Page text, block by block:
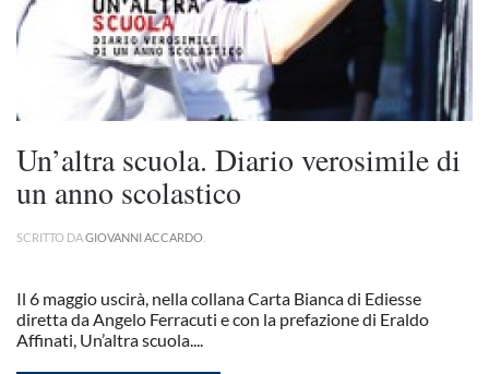
Un’altra scuola. Diario verosimile di
un anno scolastico
SCRITTO DAGIOVANNI ACCARDO
Il 6 maggio uscirà, nella collana Carta Bianca di Ediesse
diretta da Angelo Ferracuti e con la prefazione di Eraldo
Affinati, Un’altra scuola....